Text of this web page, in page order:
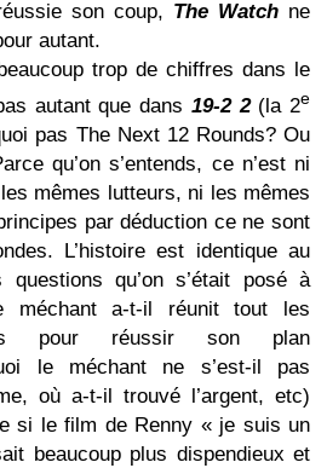
son coup, The Watch ne
autant.
trop de chiffres dans le
autant que dans 19-2 2(la 2e
pas The Next 12 Rounds? Ou
qu’on s’entends, ce n’est ni
mêmes lutteurs, ni les mêmes
par déduction ce ne sont
L’histoire est identique au
qu’on s’était posé à
méchant a-t-il réunit tout les
pour réussir son plan
le méchant ne s’est-il pas
où a-t-il trouvé l’argent, etc)
si le film de Renny « je suis un
beaucoup plus dispendieux et